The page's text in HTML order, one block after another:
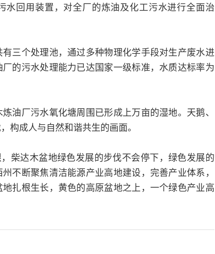
水回用装置，对全厂的炼油及化工污水进行全面治
三个处理池，通过多种物理化学手段对生产废水进
的污水处理能力已达国家一级标准，水质达标率为
油厂污水氧化塘周围已形成上万亩的湿地。天鹅、
构成人与自然和谐共生的画面。
，柴达木盆地绿色发展的步伐不会停下，绿色发展的
不断聚焦清洁能源产业高地建设，完善产业体系，
扎根生长，黄色的高原盆地之上，一个绿色产业高